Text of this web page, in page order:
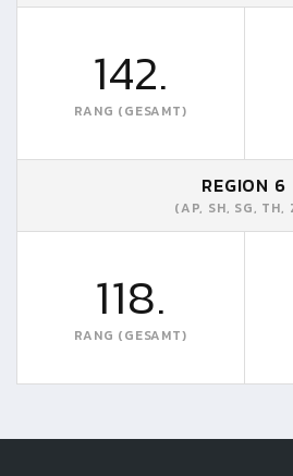
142.
RANG (GESAMT)
REGION 6
(AP, SH, SG, TH,
118.
RANG (GESAMT)